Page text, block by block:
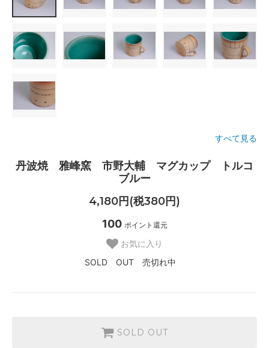
すべて見る
丹波焼 雅峰窯 市野大輔 マグカップ トルコ
ブルー
4,180円(税380円)
100 ポイント還元
お気に入り
SOLD OUT 売切れ中
SOLD OUT